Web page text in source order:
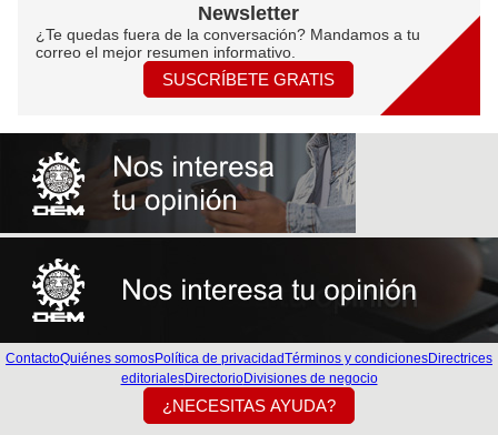
Newsletter
¿Te quedas fuera de la conversación? Mandamos a tu
correo el mejor resumen informativo.
SUSCRÍBETE GRATIS
ContactoQuiénes somosPolítica de privacidadTérminos y condicionesDirectrices
editorialesDirectorioDivisiones de negocio
¿NECESITAS AYUDA?